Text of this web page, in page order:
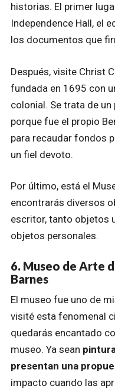
historias. El primer
Independence Hall, el
los documentos que
Después, visite Christ
fundada en 1695 con
colonial. Se trata de
porque fue el propio
para recaudar fondos
un fiel devoto.
Por último, está el
encontrarás diversos
escritor, tanto objetos
objetos personales.
6. Museo de Arte
Barnes
El museo fue uno de
visité esta fenomenal
quedarás encantado
museo. Ya sean
presentan una
impacto cuando las